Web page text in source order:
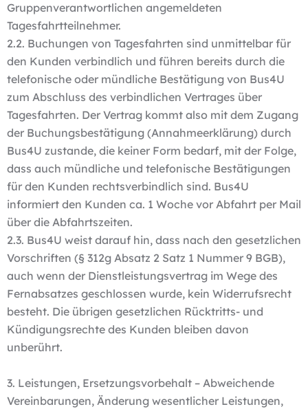
Gruppenverantwortlichen angemeldeten
Tagesfahrtteilnehmer.
2.2. Buchungen von Tagesfahrten sind unmittelbar für
den Kunden verbindlich und führen bereits durch die
telefonische oder mündliche Bestätigung von Bus4U
zum Abschluss des verbindlichen Vertrages über
Tagesfahrten. Der Vertrag kommt also mit dem Zugang
der Buchungsbestätigung (Annahmeerklärung) durch
Bus4U zustande, die keiner Form bedarf, mit der Folge,
dass auch mündliche und telefonische Bestätigungen
für den Kunden rechtsverbindlich sind. Bus4U
informiert den Kunden ca. 1 Woche vor Abfahrt per Mail
über die Abfahrtszeiten.
2.3. Bus4U weist darauf hin, dass nach den gesetzlichen
Vorschriften (§ 312g Absatz 2 Satz 1 Nummer 9 BGB),
auch wenn der Dienstleistungsvertrag im Wege des
Fernabsatzes geschlossen wurde, kein Widerrufsrecht
besteht. Die übrigen gesetzlichen Rücktritts- und
Kündigungsrechte des Kunden bleiben davon
unberührt.
3. Leistungen, Ersetzungsvorbehalt – Abweichende
Vereinbarungen, Änderung wesentlicher Leistungen,